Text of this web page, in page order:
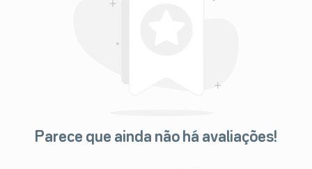
Parece que ainda não há avaliações!